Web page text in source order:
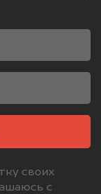
своих
с